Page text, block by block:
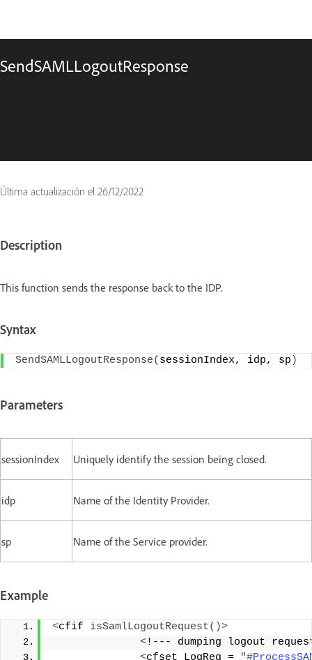
SendSAMLLogoutResponse
Última actualización el 26/12/2022
Description
This function sends the response back to the IDP.
Syntax
SendSAMLLogoutResponse( sessionIndex, idp, sp )
Parameters
sessionIndex Uniquely identify the session being closed.
idp Name of the Identity Provider.
sp Name of the Service provider.
Example
<cfif isSamlLogoutRequest()>
<!--- dumping logout
<cfset LogReq =